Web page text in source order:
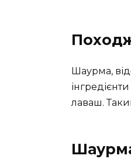
Шаурма,
лаваш.